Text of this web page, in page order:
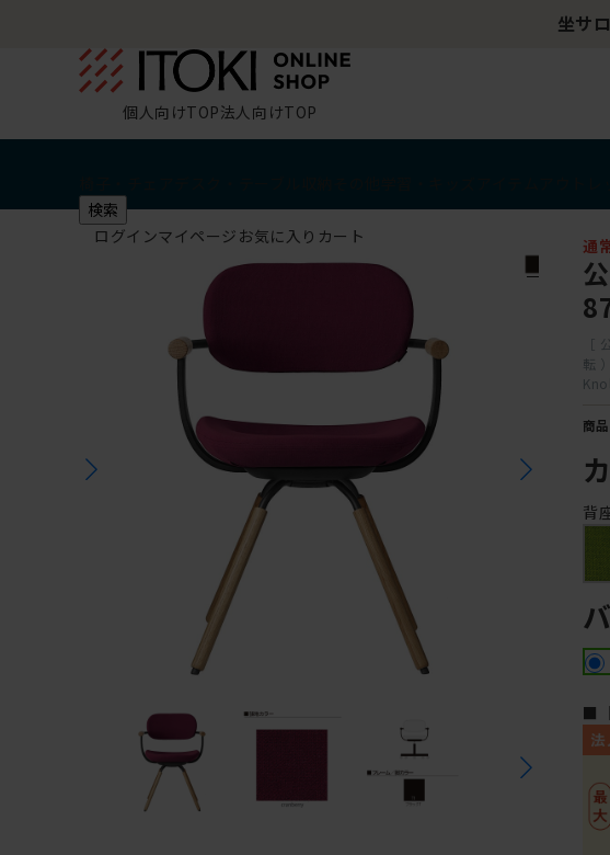
坐サ
個人向けTOP法人向けTOP
検索
ログインマイページ お気に入り カート 通
［
転
商
背
■